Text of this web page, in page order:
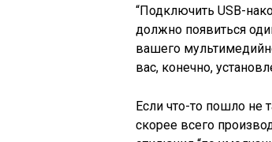
“Подключить USB-
должно появиться
вашего
вас, конечно,
Если что-то пошло не
скорее всего